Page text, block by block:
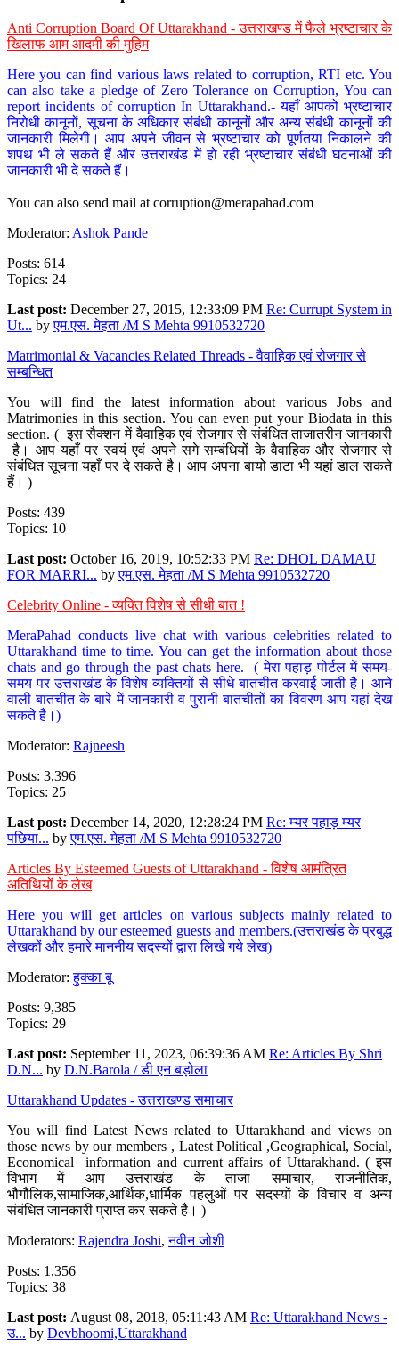
Anti Corruption Board Of Uttarakhand - उत्तराखण्ड में फैले भ्रष्टाचार के
खिलाफ आम आदमी की मुहिम
Here you can find various laws related to corruption, RTI etc. You
can also take a pledge of Zero Tolerance on Corruption, You can
report incidents of corruption In Uttarakhand.- यहाँ आपको भ्रष्टाचार
निरोधी कानूनों, सूचना के अधिकार संबंधी कानूनों और अन्य संबंधी कानूनों की
जानकारी मिलेगी। आप अपने जीवन से भ्रष्टाचार को पूर्णतया निकालने की
शपथ भी ले सकते हैं और उत्तराखंड में हो रही भ्रष्टाचार संबंधी घटनाओं की
जानकारी भी दे सकते हैं।
You can also send mail at corruption@merapahad.com
Moderator: Ashok Pande
Posts: 614
Topics: 24
Last post: December 27, 2015, 12:33:09 PM Re: Currupt System in
Ut... byएम.एस. मेहता /M S Mehta 9910532720
Matrimonial & Vacancies Related Threads - वैवाहिक एवं रोजगार से
सम्बन्धित
You will find the latest information about various Jobs and
Matrimonies in this section. You can even put your Biodata in this
section. ( इस सैक्शन में वैवाहिक एवं रोजगार से संबंधित ताजातरीन जानकारी
है। आप यहाँ पर स्वयं एवं अपने सगे सम्बंधियों के वैवाहिक और रोजगार से
संबंधित सूचना यहाँ पर दे सकते है। आप अपना बायो डाटा भी यहां डाल सकते
हैं। )
Posts: 439
Topics: 10
Last post: October 16, 2019, 10:52:33 PM Re: DHOL DAMAU
FOR MARRI... byएम.एस. मेहता /M S Mehta 9910532720
Celebrity Online - व्यक्ति विशेष से सीधी बात !
MeraPahad conducts live chat with various celebrities related to
Uttarakhand time to time. You can get the information about those
chats and go through the past chats here. ( मेरा पहाड़ पोर्टल में समय-
समय पर उत्तराखंड के विशेष व्यक्तियों से सीधे बातचीत करवाई जाती है। आने
वाली बातचीत के बारे में जानकारी व पुरानी बातचीतों का विवरण आप यहां देख
सकते है।)
Moderator: Rajneesh
Posts: 3,396
Topics: 25
Last post: December 14, 2020, 12:28:24 PM Re: म्यर पहाड़ म्यर
पछिया... byएम.एस. मेहता /M S Mehta 9910532720
Articles By Esteemed Guests of Uttarakhand - विशेष आमंत्रित
अतिथियों के लेख
Here you will get articles on various subjects mainly related to
Uttarakhand by our esteemed guests and members.(उत्तराखंड के प्रबुद्ध
लेखकों और हमारे माननीय सदस्यों द्वारा लिखे गये लेख)
Moderator:हुक्का बू
Posts: 9,385
Topics: 29
Last post: September 11, 2023, 06:39:36 AM Re: Articles By Shri
D.N... by D.N.Barola / डी एन बड़ोला
Uttarakhand Updates - उत्तराखण्ड समाचार
You will find Latest News related to Uttarakhand and views on
those news by our members , Latest Political ,Geographical, Social,
Economical information and current affairs of Uttarakhand. ( इस
विभाग में आप उत्तराखंड के ताजा समाचार, राजनीतिक,
भौगौलिक,सामाजिक,आर्थिक,धार्मिक पहलुओं पर सदस्यों के विचार व अन्य
संबंधित जानकारी प्राप्त कर सकते है। )
Moderators: Rajendra Joshi,नवीन जोशी
Posts: 1,356
Topics: 38
Last post: August 08, 2018, 05:11:43 AM Re: Uttarakhand News -
उ... by Devbhoomi,Uttarakhand